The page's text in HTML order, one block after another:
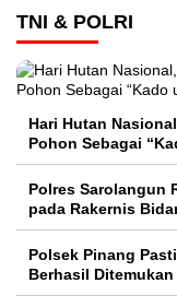
TNI & POLRI
Hari Hutan
Pohon Sebagai
Polres Sarolangun
pada Rakernis
Polsek Pinang
Berhasil